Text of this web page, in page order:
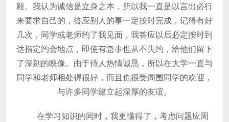
毅。我认为诚信是立身之本，所以我一直是以言出必行
来要求自己的，答应别人的事一定按时完成，记得有好
几次，同学或老师约了我见面，我答应以后必定按时到
达指定约会地点，即使有急事也从不失约，给他们留下
了深刻的映像。由于待人热情诚恳，所以在大学一直与
同学和老师相处得很好，而且也很受周围同学的欢迎，
与许多同学建立起深厚的友谊。
在学习知识的同时，我更懂得了，考虑问题应周